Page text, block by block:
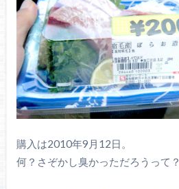
購入は2010年9月12日。
何？さぞかし臭かっただろうって？